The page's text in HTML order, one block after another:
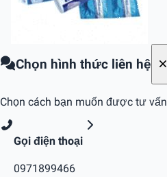
Chọn hình thức liên hệ
Chọn cách bạn muốn được tư vấn
Gọi điện thoại
0971899466